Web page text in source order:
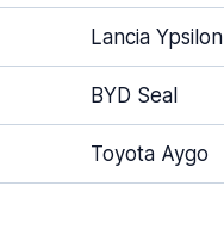
Lancia Ypsilon
BYD Seal
Toyota Aygo